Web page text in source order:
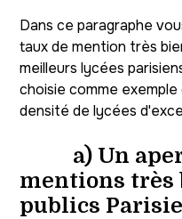
Dans ce paragraphe
taux de mention très
meilleurs lycées
choisie comme
densité de lycées
a) Un
mentions très
publics